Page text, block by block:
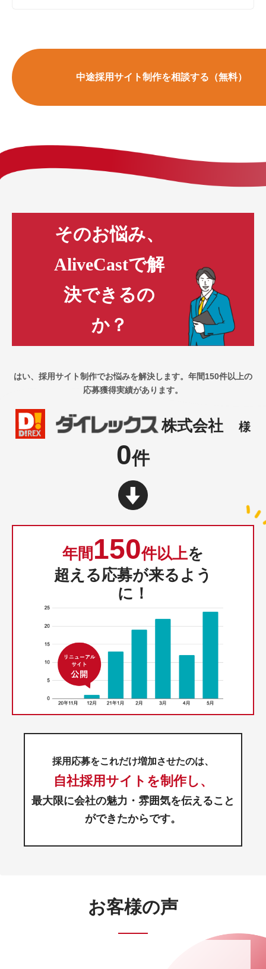
中途採用サイト制作を相談する（無料）
そのお悩み、
AliveCastで解
決できるの
か？
はい、採用サイト制作でお悩みを解決します。 年間150件以上の
応募獲得実績があります。
株式会社 様
0件
年間 150件以上を
超える応募が来るよう
に！
採用応募をこれだけ増加させたのは、
自社採用サイトを制作し、
最大限に会社の魅力・雰囲気を伝えること
ができたからです。
お客様の声